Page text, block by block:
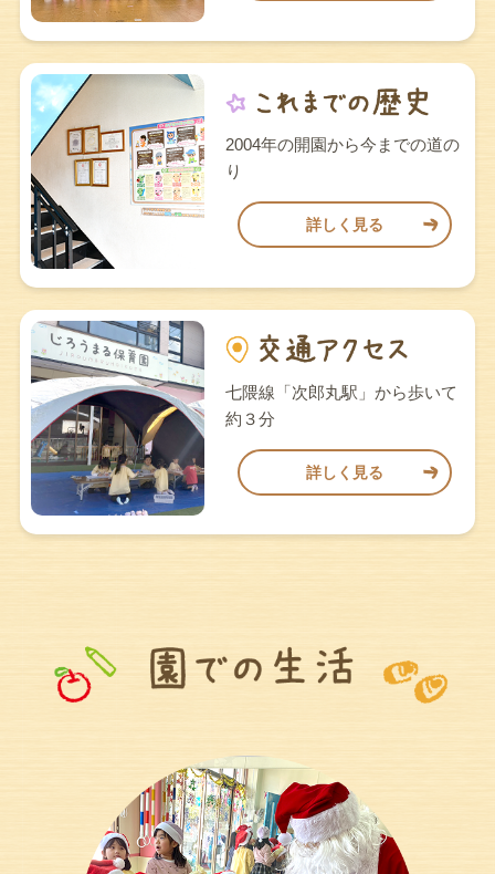
2004年の開園から今までの道の
り
詳しく見る
七隈線「次郎丸駅」から歩いて
約３分
詳しく見る